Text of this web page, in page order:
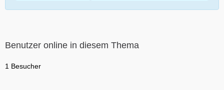
Benutzer online in diesem Thema
1 Besucher